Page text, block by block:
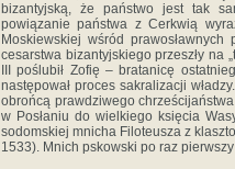
bizantyjską, że państwo jest tak
powiązanie państwa z Cerkwią
Moskiewskiej wśród
cesarstwa bizantyjskiego przeszły na
III poślubił Zofię – bratanicę
następował proces sakralizacji
obrońcą prawdziwego
w Posłaniu do wielkiego księcia
sodomskiej mnicha Filoteusza z
1533). Mnich pskowski po raz